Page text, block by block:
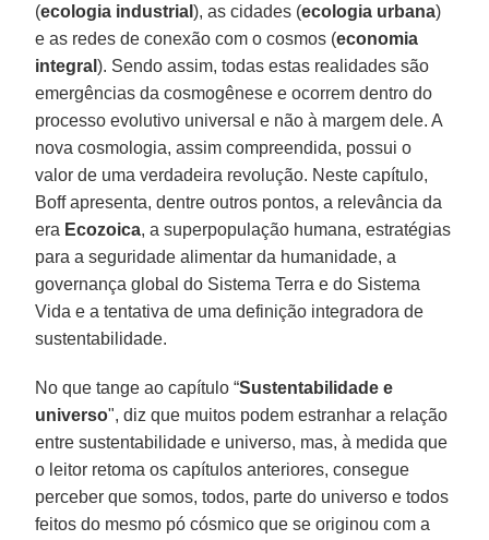
(ecologia industrial), as cidades (ecologia urbana)
e as redes de conexão com o cosmos (economia
integral). Sendo assim, todas estas realidades são
emergências da cosmogênese e ocorrem dentro do
processo evolutivo universal e não à margem dele. A
nova cosmologia, assim compreendida, possui o
valor de uma verdadeira revolução. Neste capítulo,
Boff apresenta, dentre outros pontos, a relevância da
era Ecozoica, a superpopulação humana, estratégias
para a seguridade alimentar da humanidade, a
governança global do Sistema Terra e do Sistema
Vida e a tentativa de uma definição integradora de
sustentabilidade.
No que tange ao capítulo “Sustentabilidade e
universo", diz que muitos podem estranhar a relação
entre sustentabilidade e universo, mas, à medida que
o leitor retoma os capítulos anteriores, consegue
perceber que somos, todos, parte do universo e todos
feitos do mesmo pó cósmico que se originou com a